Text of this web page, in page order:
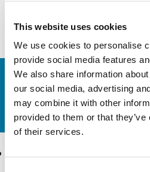
This website uses cookies
We use cookies to personalise
provide social media features
We also share information
our social media, advertising
may combine it with other
provided to them or that
of their services.
Kontakta oss
Vill du veta mer?
Kontakta
kundservice gärna dina